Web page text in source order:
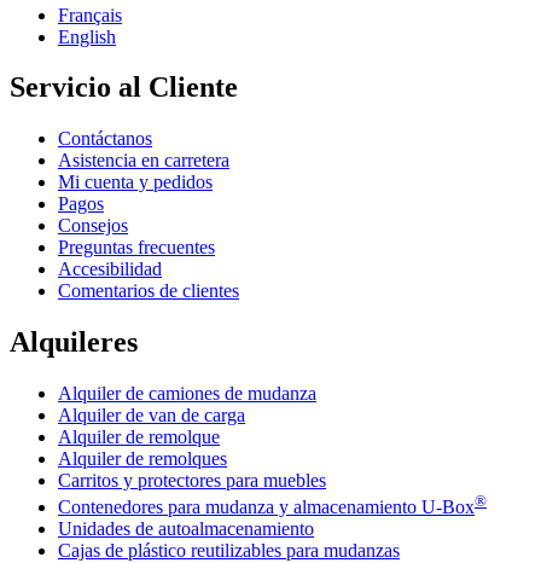
Français
English
Servicio al Cliente
Contáctanos
Asistencia en carretera
Mi cuenta y pedidos
Pagos
Consejos
Preguntas frecuentes
Accesibilidad
Comentarios de clientes
Alquileres
Alquiler de camiones de mudanza
Alquiler de van de carga
Alquiler de remolque
Alquiler de remolques
Carritos y protectores para muebles
Contenedores para mudanza y almacenamiento U-Box®
Unidades de autoalmacenamiento
Cajas de plástico reutilizables para mudanzas